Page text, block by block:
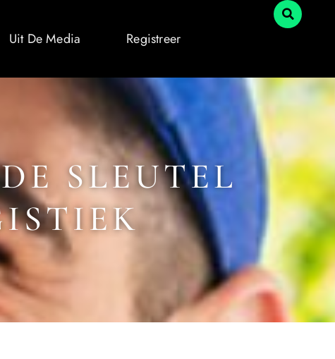
Uit De Media Registreer
SLEUTEL